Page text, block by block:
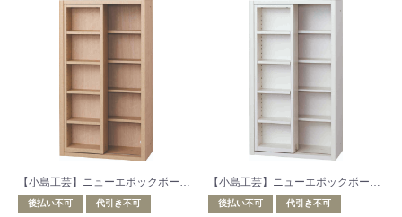
後払い不可 代引き不可 後払い不可 代引き不可